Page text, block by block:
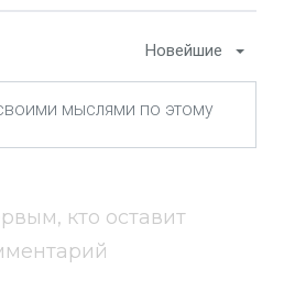
Новейшие
кто оставит